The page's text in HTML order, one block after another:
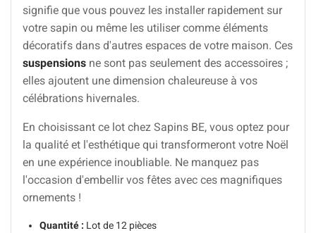
signifie que vous pouvez les installer rapidement sur
votre sapin ou même les utiliser comme éléments
décoratifs dans d'autres espaces de votre maison. Ces
suspensions ne sont pas seulement des accessoires ;
elles ajoutent une dimension chaleureuse à vos
célébrations hivernales.
En choisissant ce lot chez Sapins BE, vous optez pour
la qualité et l'esthétique qui transformeront votre Noël
en une expérience inoubliable. Ne manquez pas
l'occasion d'embellir vos fêtes avec ces magnifiques
ornements !
Quantité : Lot de 12 pièces